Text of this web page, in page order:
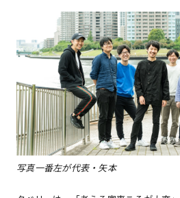
写真一番左が代表・矢本